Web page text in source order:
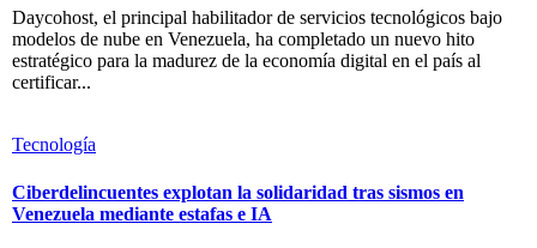
Daycohost, el principal habilitador de servicios tecnológicos bajo
modelos de nube en Venezuela, ha completado un nuevo hito
estratégico para la madurez de la economía digital en el país al
certificar...
Tecnología
Ciberdelincuentes explotan la solidaridad tras sismos en
Venezuela mediante estafas e IA